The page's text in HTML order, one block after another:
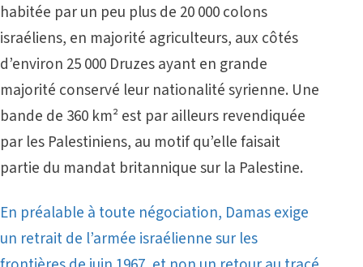
habitée par un peu plus de 20 000 colons
israéliens, en majorité agriculteurs, aux côtés
d’environ 25 000 Druzes ayant en grande
majorité conservé leur nationalité syrienne. Une
bande de 360 km² est par ailleurs revendiquée
par les Palestiniens, au motif qu’elle faisait
partie du mandat britannique sur la Palestine.
En préalable à toute négociation, Damas exige
un retrait de l’armée israélienne sur les